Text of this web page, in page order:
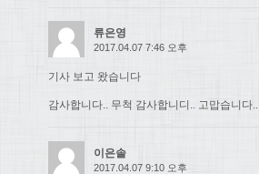
류은영
2017.04.07 7:46 오후
기사 보고 왔습니다
감사합니다.. 무척 감사합니디.. 고맙습니다..
이은솔
2017.04.07 9:10 오후